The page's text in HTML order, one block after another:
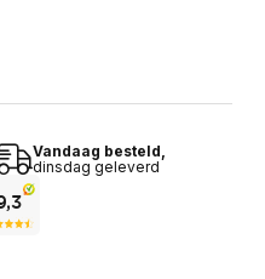
Vandaag besteld,
dinsdag geleverd